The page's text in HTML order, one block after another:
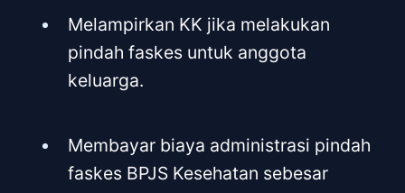
Melampirkan KK jika melakukan
pindah faskes untuk anggota
keluarga.
Membayar biaya administrasi pindah
faskes BPJS Kesehatan sebesar